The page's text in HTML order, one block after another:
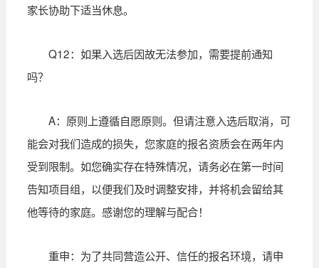
家长协助下适当休息。
Q12：如果入选后因故无法参加，需要提前通知
吗？
A：原则上遵循自愿原则。但请注意入选后取消，可
能会对我们造成的损失，您家庭的报名资质会在两年内
受到限制。如您确实存在特殊情况，请务必在第一时间
告知项目组，以便我们及时调整安排，并将机会留给其
他等待的家庭。感谢您的理解与配合！
重申：为了共同营造公开、信任的报名环境，请申